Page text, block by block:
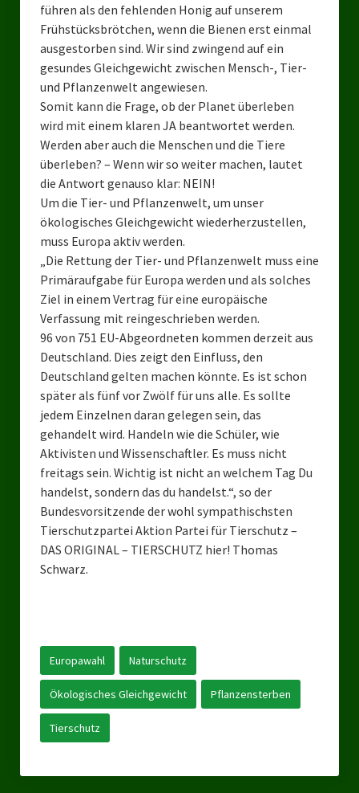
Landesverband Mecklenburg-Vorpommern
Landesverband Hamburg
Landesverband Berlin
Kommunale Gremien
Ratsfraktion Tierschutz Aktiv Neuss Jetzt!
Ratsgruppe Freie Wähler Tierschutz PARTEI Düsseldorf
Ratsgruppe Tierschutz / DAL-WGD Duisburg
Ratsgruppe TIERSCHUTZ GUT Gelsenkirchen
Ratsgruppe DKP / TIERSCHUTZ Bottrop
Kreistagsgruppe TIERSCHUTZ hier! Mettmann
Wahlen
Kommunalwahl Nordrhein-Westfalen 2025
Unsere Oberbürgermeister-Kandidaten
Europawahl 2024
Landtagswahl Thüringen 2024
Landtagswahl Sachsen 2024
Landtagswahl Sachsen-Anhalt 2021
Kommunalwahl Nordrhein-Westfalen 2020
Bürgerschaftswahl Hamburg 2020
führen als den fehlenden Honig auf unserem
Frühstücksbrötchen, wenn die Bienen erst einmal
ausgestorben sind. Wir sind zwingend auf ein
gesundes Gleichgewicht zwischen Mensch-, Tier-
und Pflanzenwelt angewiesen.
Somit kann die Frage, ob der Planet überleben
wird mit einem klaren JA beantwortet werden.
Werden aber auch die Menschen und die Tiere
überleben? – Wenn wir so weiter machen, lautet
die Antwort genauso klar: NEIN!
Um die Tier- und Pflanzenwelt, um unser
ökologisches Gleichgewicht wiederherzustellen,
muss Europa aktiv werden.
„Die Rettung der Tier- und Pflanzenwelt muss eine
Primäraufgabe für Europa werden und als solches
Ziel in einem Vertrag für eine europäische
Verfassung mit reingeschrieben werden.
96 von 751 EU-Abgeordneten kommen derzeit aus
Deutschland. Dies zeigt den Einfluss, den
Deutschland gelten machen könnte. Es ist schon
später als fünf vor Zwölf für uns alle. Es sollte
jedem Einzelnen daran gelegen sein, das
gehandelt wird. Handeln wie die Schüler, wie
Aktivisten und Wissenschaftler. Es muss nicht
freitags sein. Wichtig ist nicht an welchem Tag Du
handelst, sondern das du handelst.“, so der
Bundesvorsitzende der wohl sympathischsten
Tierschutzpartei Aktion Partei für Tierschutz –
DAS ORIGINAL – TIERSCHUTZ hier! Thomas
Schwarz.
Europawahl Naturschutz
Ökologisches Gleichgewicht Pflanzensterben
Tierschutz